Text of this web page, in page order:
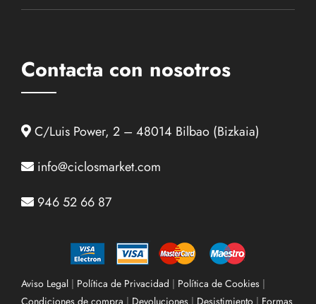
Contacta con nosotros
C/Luis Power, 2 – 48014 Bilbao (Bizkaia)
info@ciclosmarket.com
946 52 66 87
Aviso Legal | Política de Privacidad | Política de Cookies |